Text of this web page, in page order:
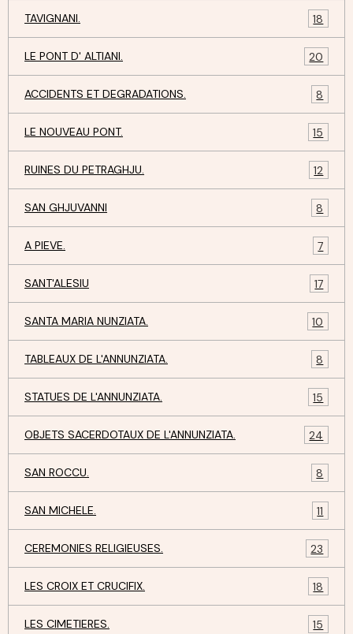
TAVIGNANI. 18
LE PONT D' ALTIANI. 20
ACCIDENTS ET DEGRADATIONS. 8
LE NOUVEAU PONT. 15
RUINES DU PETRAGHJU. 12
SAN GHJUVANNI 8
A PIEVE. 7
SANT'ALESIU 17
SANTA MARIA NUNZIATA. 10
TABLEAUX DE L'ANNUNZIATA. 8
STATUES DE L'ANNUNZIATA. 15
OBJETS SACERDOTAUX DE L'ANNUNZIATA. 24
SAN ROCCU. 8
SAN MICHELE. 11
CEREMONIES RELIGIEUSES. 23
LES CROIX ET CRUCIFIX. 18
LES CIMETIERES. 15